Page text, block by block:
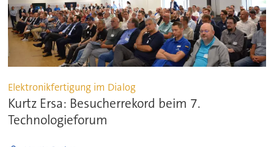
Elektronikfertigung im Dialog
Kurtz Ersa: Besucherrekord beim 7.
Technologieforum